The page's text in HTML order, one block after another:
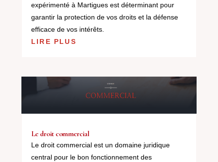
expérimenté à Martigues est déterminant pour
garantir la protection de vos droits et la défense
efficace de vos intérêts.
LIRE PLUS
Le droit commercial
Le droit commercial est un domaine juridique
central pour le bon fonctionnement des